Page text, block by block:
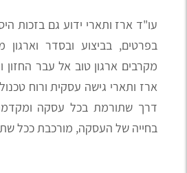
עו"ד ארז ותארי ידוע גם בזכות
בפרטים, בביצוע ובסדר וארגון
מקרבים ארגון טוב אל עבר
ארז ותארי גישה עסקית ורוח
דרך שתורמת בכל עסקה
בחייה של העסקה, מורכבת ככל